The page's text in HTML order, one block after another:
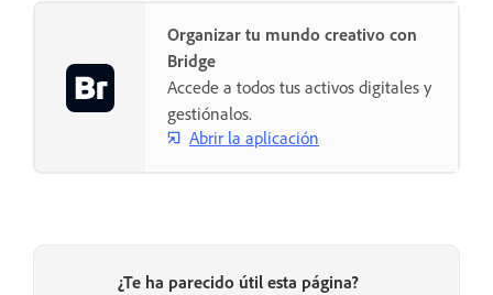
Organizar tu mundo creativo con
Bridge
Accede a todos tus activos digitales y
gestiónalos.
Abrir la aplicación
¿Te ha parecido útil esta página?